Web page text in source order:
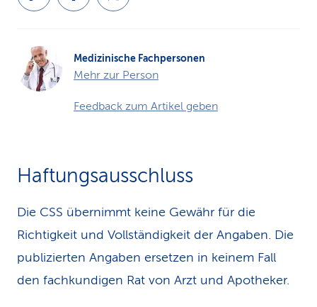
Medizinische Fachpersonen
Mehr zur Person
Feedback zum Artikel geben
Haftungsausschluss
Die CSS übernimmt keine Gewähr für die
Richtigkeit und Vollständigkeit der Angaben. Die
publizierten Angaben ersetzen in keinem Fall
den fachkundigen Rat von Arzt und Apotheker.